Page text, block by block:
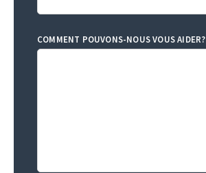
COMMENT POUVONS-NOUS VOUS AIDER?